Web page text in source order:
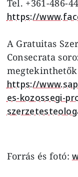
Tel. +361-486-
https://
A Gratuitas
Consecrata
https://
es-kozossegi-
Forrás és fotó: